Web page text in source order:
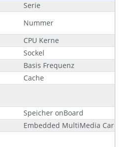
Serie
Nummer
CPU Kerne
Sockel
Basis Frequenz
Cache
Speicher onBoard
Embedded MultiMedia Card